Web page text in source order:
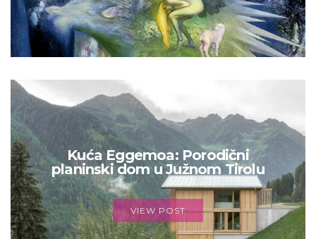
Kuća Eggemoa: Porodični
planinski dom u Južnom Tirolu
VIEW POST